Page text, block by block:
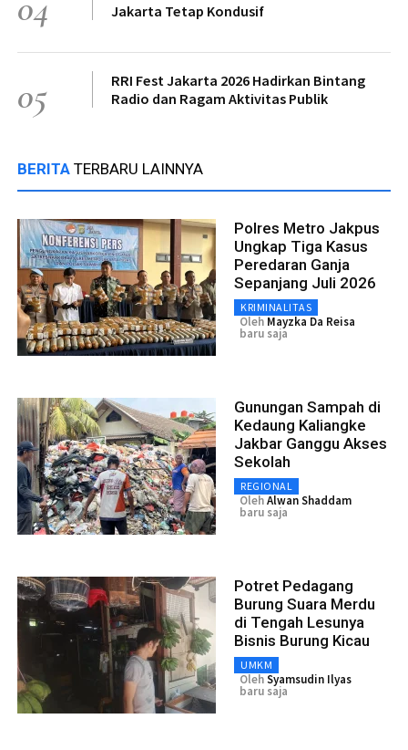
Jakarta Tetap Kondusif
05
RRI Fest Jakarta 2026 Hadirkan Bintang
Radio dan Ragam Aktivitas Publik
BERITA TERBARU LAINNYA
Polres Metro Jakpus
Ungkap Tiga Kasus
Peredaran Ganja
Sepanjang Juli 2026
KRIMINALITAS
Oleh Mayzka Da Reisa
baru saja
Gunungan Sampah di
Kedaung Kaliangke
Jakbar Ganggu Akses
Sekolah
REGIONAL
OlehAlwan Shaddam
baru saja
Potret Pedagang
Burung Suara Merdu
di Tengah Lesunya
Bisnis Burung Kicau
UMKM
OlehSyamsudin Ilyas
baru saja